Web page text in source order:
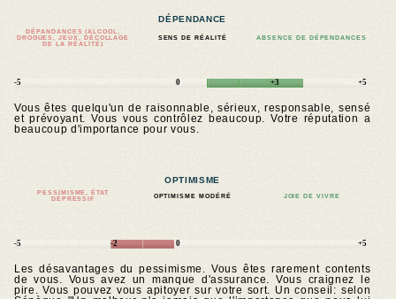
DÉPENDANCE
DÉPANDANCES (ALCOOL,
DROGUES, JEUX, DÉCOLLAGE
DE LA RÉALITÉ)
SENS DE RÉALITÉ ABSENCE DE DÉPENDANCES
-5 0 +3 +5
Vous êtes quelqu'un de raisonnable, sérieux, responsable, sensé
et prévoyant. Vous vous contrôlez beaucoup. Votre réputation a
beaucoup d'importance pour vous.
OPTIMISME
PESSIMISME, ÉTAT
DÉPRESSIF
OPTIMISME MODÉRÉ JOIE DE VIVRE
-5 -2 0 +5
Les désavantages du pessimisme. Vous êtes rarement contents
de vous. Vous avez un manque d'assurance. Vous craignez le
pire. Vous pouvez vous apitoyer sur votre sort. Un conseil: selon